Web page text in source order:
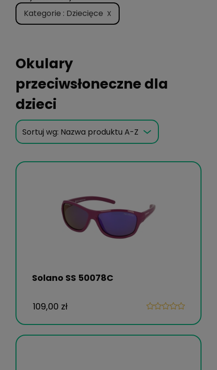
Kategorie : Dziecięce X
Okulary
przeciwsłoneczne dla
dzieci
Sortuj wg: Nazwa produktu A-Z
Solano SS 50078C
109,00 zł